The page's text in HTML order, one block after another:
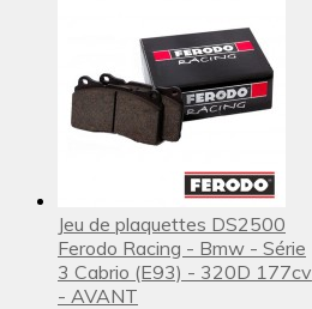
Jeu de plaquettes DS2500
Ferodo Racing - Bmw - Série
3 Cabrio (E93) - 320D 177cv
- AVANT